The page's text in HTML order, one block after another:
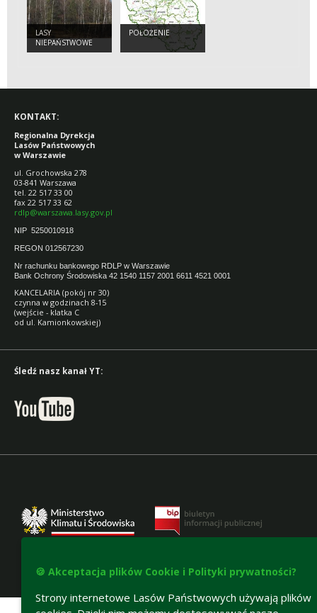
LASY
NIEPAŃSTWOWE
POŁOŻENIE
KONTAKT:
Regionalna Dyrekcja
Lasów Państwowych
w Warszawie
ul. Grochowska 278
03-841 Warszawa
tel. 22 517 33 00
fax 22 517 33 62
rdlp@warszawa.lasy.gov.pl
NIP 5250010918
REGON 012567230
Nr rachunku bankowego RDLP w Warszawie
Bank Ochrony Środowiska 42 1540 1157 2001 6611 4521 0001
KANCELARIA (pokój nr 30)
czynna w godzinach 8-15
(wejście - klatka C
od ul. Kamionkowskiej)
Śledź nasz kanał YT:
🍪 Akceptacja plików Cookie i Polityki prywatności?
Strony internetowe Lasów Państwowych używają plików